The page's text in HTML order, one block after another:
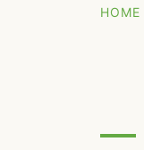
HOME